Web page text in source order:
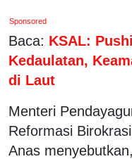
Sponsored
Baca: KSAL:
Kedaulatan,
di Laut
Menteri
Reformasi
Anas